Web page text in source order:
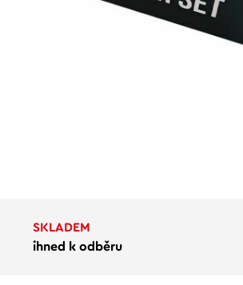
SKLADEM
ihned k odběru